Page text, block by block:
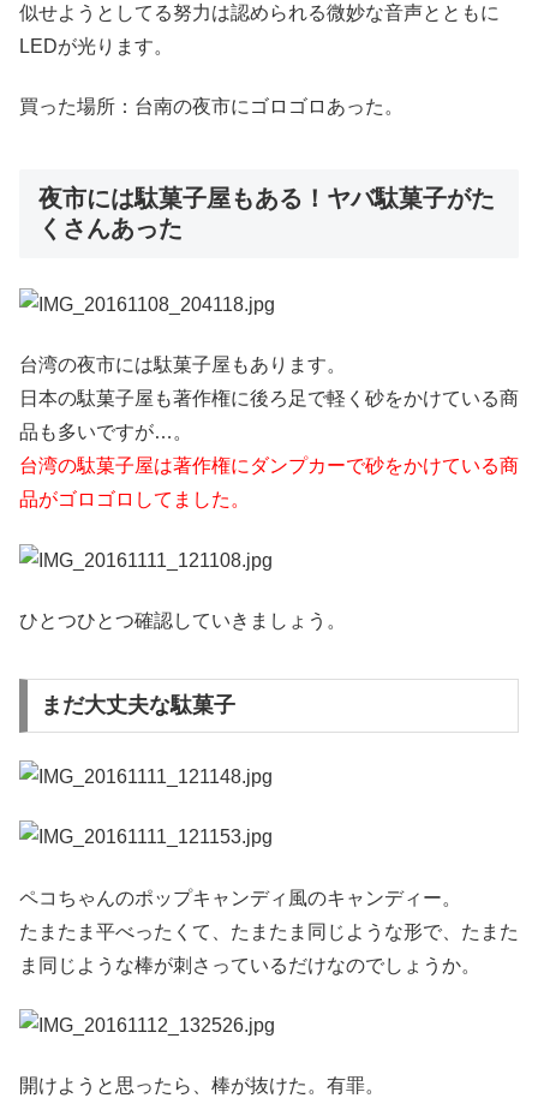
似せようとしてる努力は認められる微妙な音声とともに
LEDが光ります。
買った場所：台南の夜市にゴロゴロあった。
夜市には駄菓子屋もある！ヤバ駄菓子がた
くさんあった
台湾の夜市には駄菓子屋もあります。
日本の駄菓子屋も著作権に後ろ足で軽く砂をかけている商
品も多いですが…。
台湾の駄菓子屋は著作権にダンプカーで砂をかけている商
品がゴロゴロしてました。
ひとつひとつ確認していきましょう。
まだ大丈夫な駄菓子
ペコちゃんのポップキャンディ風のキャンディー。
たまたま平べったくて、たまたま同じような形で、たまた
ま同じような棒が刺さっているだけなのでしょうか。
開けようと思ったら、棒が抜けた。有罪。